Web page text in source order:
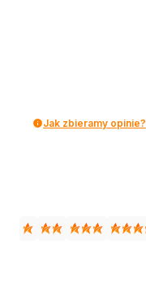
Jak zbieramy opinie?